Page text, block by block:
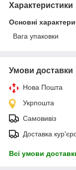
Характеристики
Основні
Вага упаковки
Умови доставки
Нова Пошта
Укрпошта
Самовивіз
Доставка
Всі умови